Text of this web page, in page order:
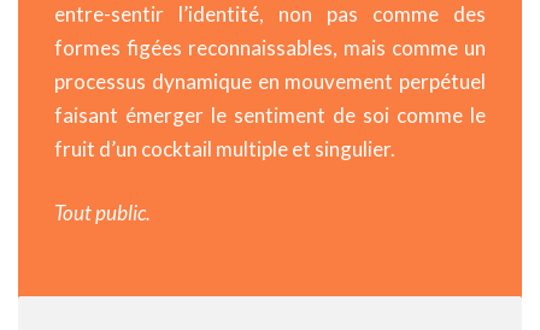
entre-sentir l’identité, non pas comme des
formes figées reconnaissables, mais comme un
processus dynamique en mouvement perpétuel
faisant émerger le sentiment de soi comme le
fruit d’un cocktail multiple et singulier.
Tout public.